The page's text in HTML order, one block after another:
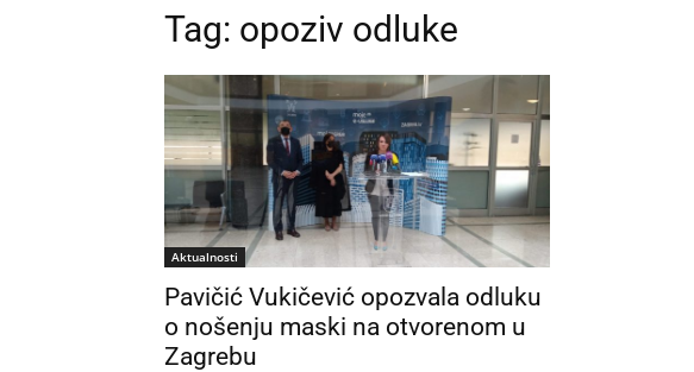
Tag: opoziv odluke
Aktualnosti
Pavičić Vukičević opozvala odluku
o nošenju maski na otvorenom u
Zagrebu